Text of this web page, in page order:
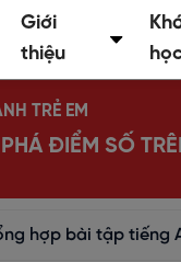
Giới
thiệu
TRẺ EM
ĐIỂM SỐ
hợp bài tập tiếng